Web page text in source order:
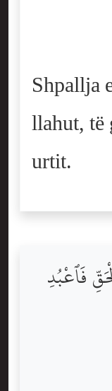
Shpallja
llahut,
urtit.
فَٱعْبُدِ